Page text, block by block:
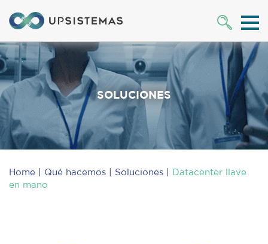
SOLUCIONES
Home Qué hacemos Soluciones
Datacenter llave
en mano